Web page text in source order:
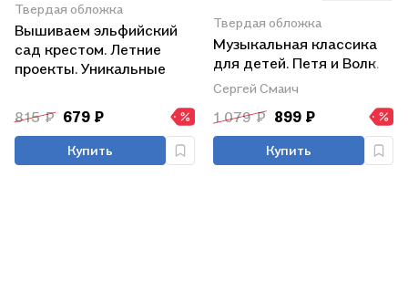
Твердая обложка
Вышиваем эльфийский
сад крестом. Летние
проекты. Уникальные
Даниелы Дрешер
815 ₽ 679 ₽
Купить
Твердая обложка
Музыкальная классика
для детей. Петя и Волк.
Симфоническая сказка
Сергея Сергеевича
Прокофьева (+CD)
Сергей Смаич
1 079 ₽ 899 ₽
Купить